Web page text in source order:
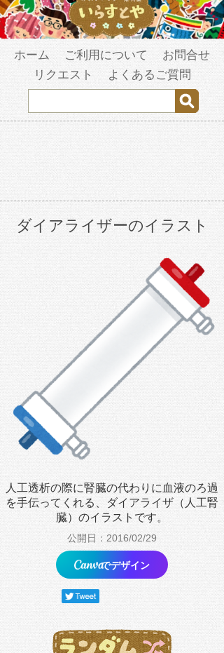
ホーム ご利用について
お問合せ
リクエスト
よくあるご質問
ダイアライザーのイラスト
人工透析の際に腎臓の代わりに血液のろ過
を手伝ってくれる、ダイアライザ（人工腎
臓）のイラストです。
公開日：2016/02/29
でデザイン